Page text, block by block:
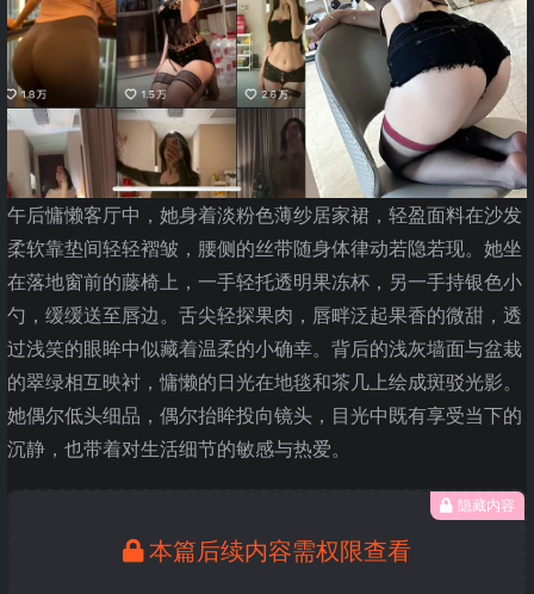
午后慵懒客厅中，她身着淡粉色薄纱居家裙，轻盈面料在沙发
柔软靠垫间轻轻褶皱，腰侧的丝带随身体律动若隐若现。她坐
在落地窗前的藤椅上，一手轻托透明果冻杯，另一手持银色小
勺，缓缓送至唇边。舌尖轻探果肉，唇畔泛起果香的微甜，透
过浅笑的眼眸中似藏着温柔的小确幸。背后的浅灰墙面与盆栽
的翠绿相互映衬，慵懒的日光在地毯和茶几上绘成斑驳光影。
她偶尔低头细品，偶尔抬眸投向镜头，目光中既有享受当下的
沉静，也带着对生活细节的敏感与热爱。
隐藏内容
本篇后续内容需权限查看